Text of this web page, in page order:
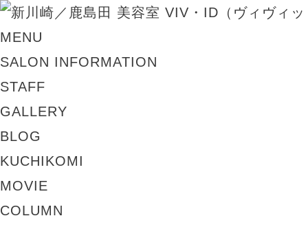
MENU
SALON INFORMATION
STAFF
GALLERY
BLOG
KUCHIKOMI
MOVIE
COLUMN